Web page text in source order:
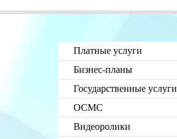
Платные услуги
Бизнес-планы
Государственные услуги
ОСМС
Видеоролики